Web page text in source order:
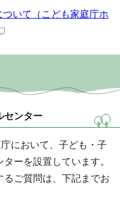
いて（こども家庭庁ホ
センター
において、子ども・子
ーを設置しています。
ご質問は、下記までお